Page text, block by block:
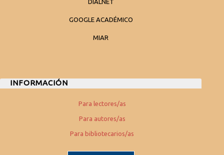
DIALNET
GOOGLE ACADÉMICO
MIAR
INFORMACIÓN
Para lectores/as
Para autores/as
Para bibliotecarios/as